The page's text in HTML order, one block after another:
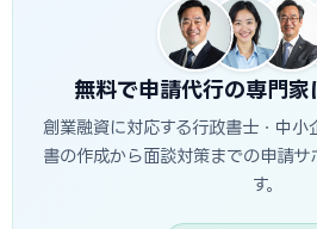
ることで信頼性が高まります。
無料で申請代行の専門家
創業融資に対応する行政書士・中小
書の作成から面談対策までの申請サ
す。